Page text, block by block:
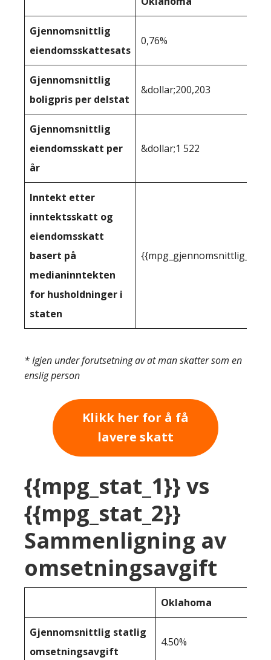
Gjennomsnittlig
eiendomsskattesats
0,76%
Gjennomsnittlig
boligpris per delstat
&dollar;200,203
Gjennomsnittlig
eiendomsskatt per
år
&dollar;1 522
Inntekt etter
inntektsskatt og
eiendomsskatt
basert på
medianinntekten
for husholdninger i
staten
* Igjen under forutsetning av at man skatter som en
enslig person
Klikk her for å få
lavere skatt
{{mpg_stat_1}} vs
{{mpg_stat_2}}
Sammenligning av
omsetningsavgift
Oklahoma
Gjennomsnittlig statlig
omsetningsavgift
4.50%